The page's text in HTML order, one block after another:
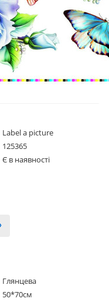
Label a picture
125365
Є в наявності
Глянцева
50*70см